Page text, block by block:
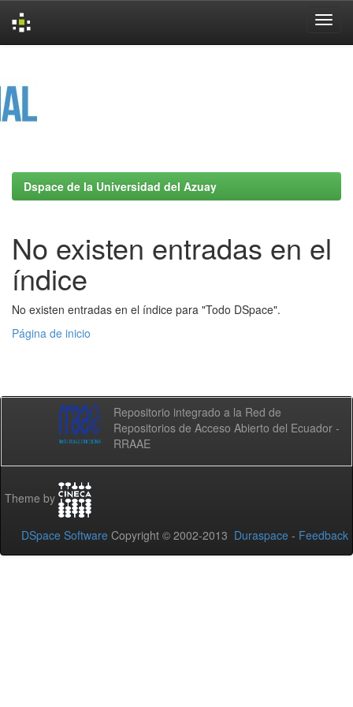
Dspace de la Universidad del Azuay
No existen entradas en el
índice
No existen entradas en el índice para "Todo DSpace".
Página de inicio
Repositorio integrado a la Red de
Repositorios de Acceso Abierto del Ecuador -
RRAAE
Theme by
DSpace Software Copyright © 2002-2013 Duraspace - Feedback